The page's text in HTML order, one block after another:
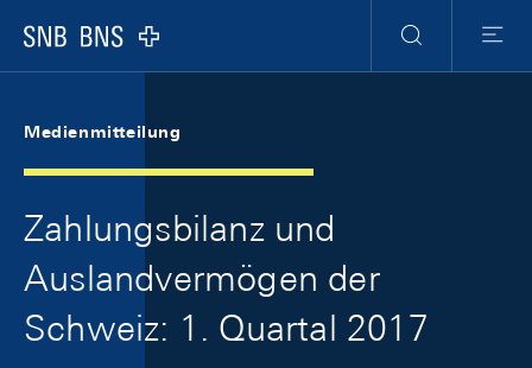
Logo
Suche
Menu
Medienmitteilung
Zahlungsbilanz und
Auslandvermögen der
Schweiz: 1. Quartal 2017